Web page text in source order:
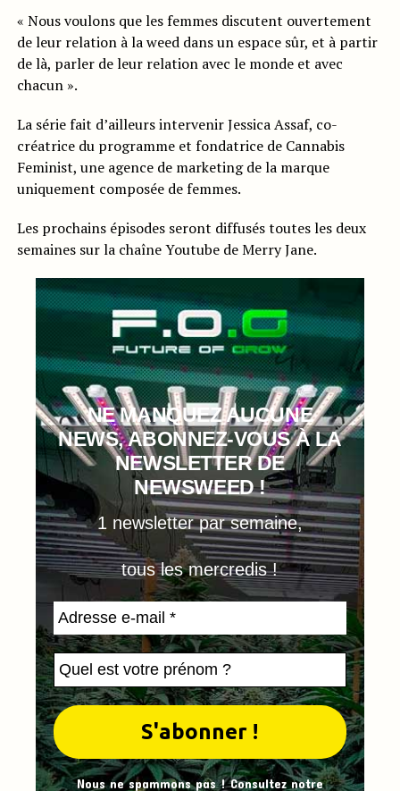
« Nous voulons que les femmes discutent ouvertement
de leur relation à la weed dans un espace sûr, et à partir
de là, parler de leur relation avec le monde et avec
chacun ».
La série fait d’ailleurs intervenir Jessica Assaf, co-
créatrice du programme et fondatrice de Cannabis
Feminist, une agence de marketing de la marque
uniquement composée de femmes.
Les prochains épisodes seront diffusés toutes les deux
semaines sur la chaîne Youtube de Merry Jane.
NE MANQUEZ AUCUNE
NEWS, ABONNEZ-VOUS À LA
NEWSLETTER DE
NEWSWEED !
1 newsletter par semaine,
tous les mercredis !
Nous ne spammons pas ! Consultez notre